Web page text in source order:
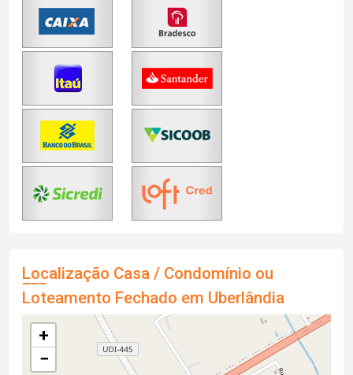
Localização Casa / Condomínio ou
Loteamento Fechado em Uberlândia
+
−